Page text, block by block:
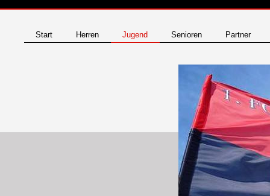
Start Herren Jugend Senioren Partner